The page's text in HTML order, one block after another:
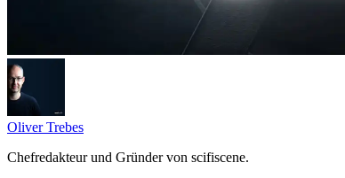
Oliver Trebes
Chefredakteur und Gründer von scifiscene.